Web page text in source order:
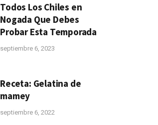
Todos Los Chiles en
Nogada Que Debes
Probar Esta Temporada
septiembre 6, 2023
Receta: Gelatina de
mamey
septiembre 6, 2022